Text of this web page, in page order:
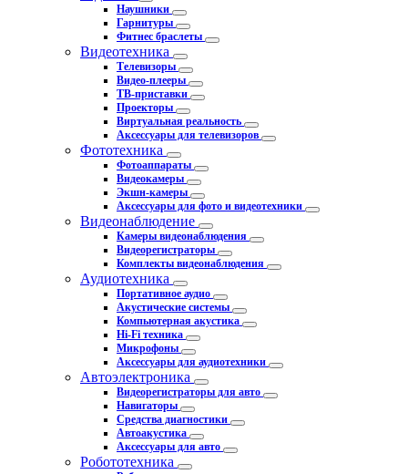
Наушники
Гарнитуры
Фитнес браслеты
Видеотехника
Телевизоры
Видео-плееры
ТВ-приставки
Проекторы
Виртуальная реальность
Аксессуары для телевизоров
Фототехника
Фотоаппараты
Видеокамеры
Экшн-камеры
Аксессуары для фото и видеотехники
Видеонаблюдение
Камеры видеонаблюдения
Видеорегистраторы
Комплекты видеонаблюдения
Аудиотехника
Портативное аудио
Акустические системы
Компьютерная акустика
Hi-Fi техника
Микрофоны
Аксессуары для аудиотехники
Автоэлектроника
Видеорегистраторы для авто
Навигаторы
Средства диагностики
Автоакустика
Аксессуары для авто
Робототехника